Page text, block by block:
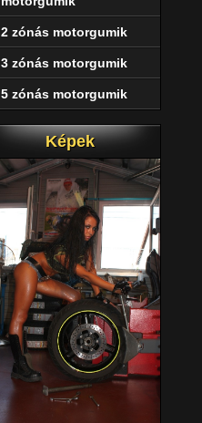
2 zónás motorgumik
3 zónás motorgumik
5 zónás motorgumik
Képek